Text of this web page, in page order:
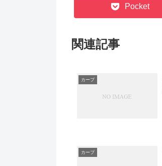
Pocket
関連記事
カープ
カープ